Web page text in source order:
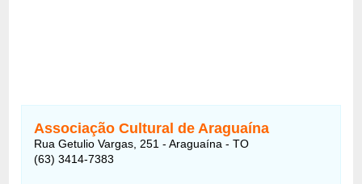
Associação Cultural de Araguaína
Rua Getulio Vargas, 251 - Araguaína - TO
(63) 3414-7383